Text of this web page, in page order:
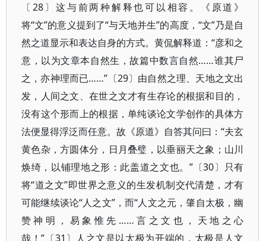
〔28〕这与前两种解释也可以相容。《原道》
将“文”的意义提到了“与天地并生”的高度，“文”乃是自
然之道显示和表达自身的方式。黄侃解释道：“彦和之
意，以为文章本自然生，故篇中数言自然……谁其尸
之，亦神理而已……”〔29〕由自然之理、天地之文出
发，人间之文、在世之文才有生存论的根据和目的，
没有这个形而上的根据，单纯谈论文学创作的具体方
法便显得浮泛而任意。故《原道》自答其问曰：“夫玄
黄色杂，方圆体分，日月叠璧，以垂丽天之象；山川
焕绮，以铺理地之形：此盖道之文也。”〔30〕只有
将“道之文”即世界之意义的生发机制交代清楚，才有
可能继续谈论“人之文”，而“人文之元，肇自太极，幽
赞神明，易象惟先……言之文也，天地之心
哉！”〔31〕人之文是以太极为开端的，太极是人文